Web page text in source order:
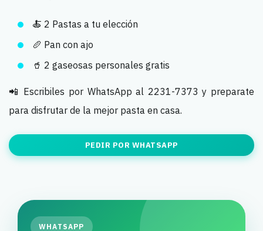
🍝 2 Pastas a tu elección
🥖 Pan con ajo
🥤 2 gaseosas personales gratis
📲 Escribiles por WhatsApp al 2231-7373 y preparate
para disfrutar de la mejor pasta en casa.
PEDIR POR WHATSAPP
WHATSAPP